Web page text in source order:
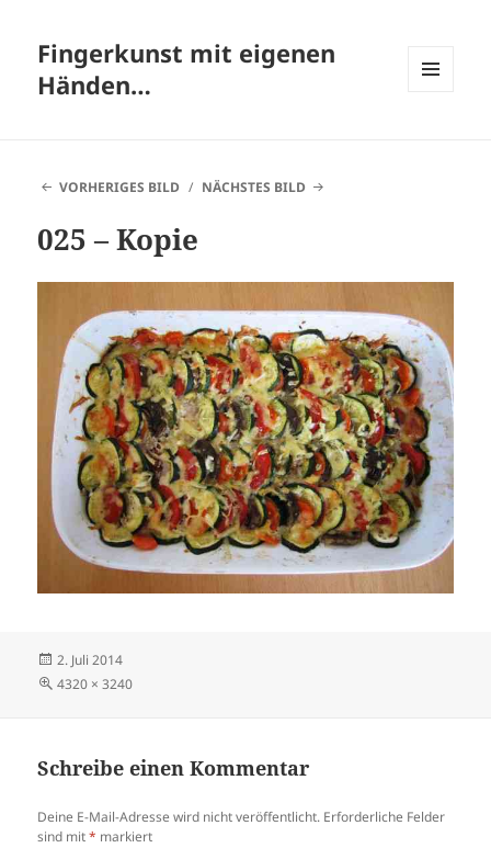
Fingerkunst mit eigenen
Händen…
VORHERIGES BILD NÄCHSTES BILD
025 – Kopie
Veröffentlicht
am
2. Juli 2014
Volle
4320 × 3240
Schreibe einen Kommentar
Deine E-Mail-Adresse wird nicht veröffentlicht. Erforderliche Felder
sind mit* markiert